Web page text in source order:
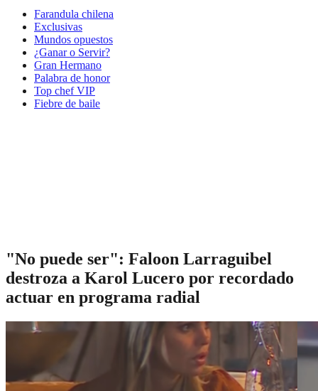
Farandula chilena
Exclusivas
Mundos opuestos
¿Ganar o Servir?
Gran Hermano
Palabra de honor
Top chef VIP
Fiebre de baile
"No puede ser": Faloon Larraguibel
destroza a Karol Lucero por recordado
actuar en programa radial